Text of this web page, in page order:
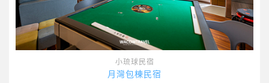
小琉球民宿
月灣包棟民宿